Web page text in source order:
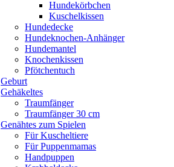
Hundekörbchen
Kuschelkissen
Hundedecke
Hundeknochen-Anhänger
Hundemantel
Knochenkissen
Pfötchentuch
Geburt
Gehäkeltes
Traumfänger
Traumfänger 30 cm
Genähtes zum Spielen
Für Kuscheltiere
Für Puppenmamas
Handpuppen